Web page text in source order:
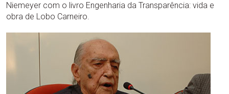
Niemeyer com o livro Engenharia da Transparência: vida e
obra de Lobo Carneiro.